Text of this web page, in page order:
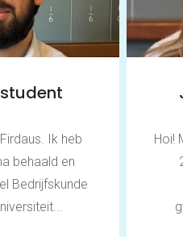
Ik heb
behaald en
Bedrijfskunde
Hoi!